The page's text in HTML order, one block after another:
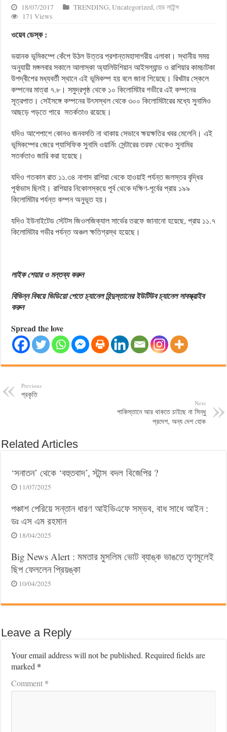
18/07/2017 TRENDING,Uncategorized,হেড লাইন্স
171 Views
ওয়েব ডেস্ক :
ভয়ানক ভূমিকম্পে কেঁপে উঠল উত্তর প্রশান্তমহাসাগরীয় এলাকা। স্থানীয় সময়
অনুযায়ী মঙ্গলবার সকালে আলাস্কা অ্যালিউশিয়ান আইসল্যান্ড ও রাশিয়ার কামচাটকা
উপদ্বীপের মধ্যবর্তী স্থানে এই ভূমিকম্প হয় বলে জানা গিয়েছে। রিখটার স্কেলে
কম্পনের মাত্রা ৭.৮। সমুদ্রপৃষ্ঠ থেকে ১০ কিলোমিটার গভীরে এই কম্পনের
সূত্রপাত। সেইসঙ্গে কম্পনের উৎসস্থল থেকে ৩০০ কিলোমিটারের মধ্যে সুনামিও
আছড়ে পড়তে পারে সতর্কতাও রয়েছে।
যদিও আশেপাশে কোনও জনবসতি না থাকায় সেভাবে ক্ষয়ক্ষতির খবর মেলেনি। এই
ভূমিকম্পের জেরে প্যাসিফিক সুনামি ওয়ার্নিং সেন্টারের তরফ থেকেও সুনামির
সতর্কতাও জারি করা হয়েছে।
যদিও গতকাল রাত ১১.৩৪ নাগাদ রাশিয়া থেকে হাওয়াই পর্যন্ত জলস্তর বৃদ্ধির
পূর্বাভাস ছিলই। রাশিয়ার নিকোলস্কয়ে পূর্ব থেকে দক্ষিণ-পূর্বের প্রায় ১৯৯
কিলোমিটার পর্যন্ত কম্পন অনুভূত হয়।
যদিও ইউনাইটেড স্টেটস জিওলজিক্যাল সার্ভের তরফে জানানো হয়েছে, প্রায় ১১.৭
কিলোমিটার গভীর পর্যন্ত অঞ্চল ক্ষতিগ্রস্থ হয়েছে।
লাইক শেয়ার ও মন্তব্য করুন
বিভিন্ন বিষয়ে ভিডিয়ো পেতে চ্যানেল হিন্দুস্তানের ইউটিউব চ্যানেল সাবস্ক্রাইব
করুন
Spread the love
Previous
প্রকৃতি
Next
পাকিস্তানে আর থাকতে চাইছে না সিন্ধু
প্রদেশ, অন্য দেশ হোক
Related Articles
‘সনাতন’ থেকে ‘বহুতবাদ’, স্টান্স বদল বিজেপির ?
11/07/2025
পঞ্চাশ পেরিয়ে সন্তান ধারণ আইভিএফে সম্ভব, বাধ সাধে আইন :
ডঃ এস এম রহমান
18/04/2025
Big News Alert : মমতার মুসলিম ভোট ব্যাঙ্ক ভাঙতে তৃণমূলেই
ছিপ ফেললেন প্রিয়ঙ্কা
10/04/2025
Leave a Reply
Your email address will not be published. Required fields are
marked *
Comment *